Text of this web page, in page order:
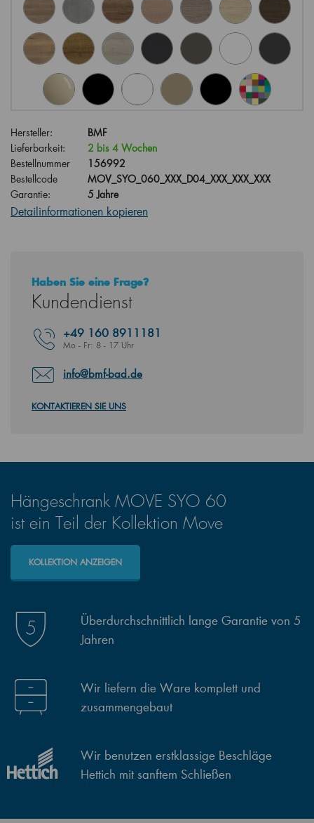
Hersteller:
BMF
Lieferbarkeit:
2 bis 4 Wochen
Bestellnummer
156992
Bestellcode
MOV_SYO_060_XXX_D04_XXX_XXX_XXX
Garantie:
5 Jahre
Detailinformationen kopieren
Haben Sie eine Frage?
Kundendienst
+49 160 8911181
Mo - Fr: 8 - 17 Uhr
info@bmf-bad.de
KONTAKTIEREN SIE UNS
Hängeschrank MOVE SYO 60
ist ein Teil der Kollektion Move
KOLLEKTION ANZEIGEN
Überdurchschnittlich lange Garantie von 5
Jahren
Wir liefern die Ware komplett und
zusammengebaut
Wir benutzen erstklassige Beschläge
Hettich mit sanftem Schließen